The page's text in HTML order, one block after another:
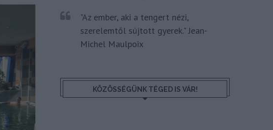
"Az ember, aki a tengert nézi,
szerelemtől sújtott gyerek." Jean-
Michel Maulpoix
KÖZÖSSÉGÜNK TÉGED IS VÁR!